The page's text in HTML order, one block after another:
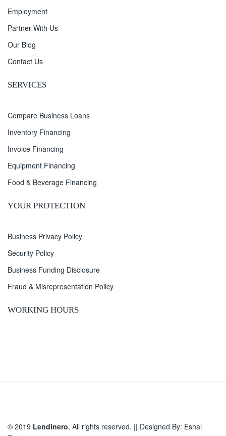
Employment
Partner With Us
Our Blog
Contact Us
SERVICES
Compare Business Loans
Inventory Financing
Invoice Financing
Equipment Financing
Food & Beverage Financing
YOUR PROTECTION
Business Privacy Policy
Security Policy
Business Funding Disclosure
Fraud & Misrepresentation Policy
WORKING HOURS
© 2019 Lendinero, All rights reserved. || Designed By: Eshal